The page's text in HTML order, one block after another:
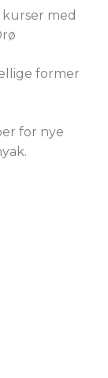
med
former
for nye